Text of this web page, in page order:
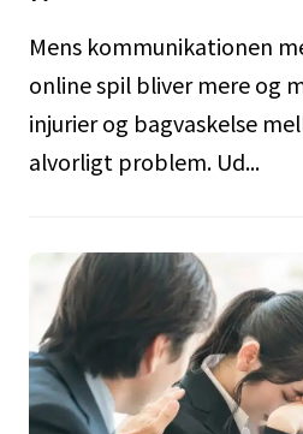
Mens kommunikationen
online spil bliver mere og
injurier og bagvaskelse
alvorligt problem. Ud...